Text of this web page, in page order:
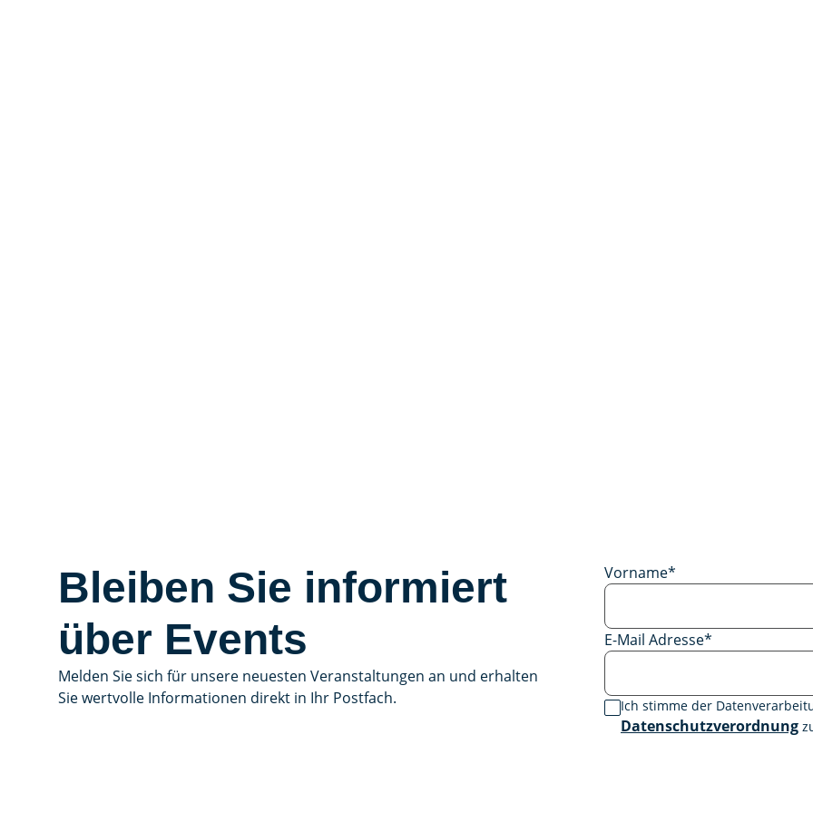
Bleiben Sie informiert
über Events
Melden Sie sich für unsere neuesten Veranstaltungen an und erhalten
Sie wertvolle Informationen direkt in Ihr Postfach.
Vorname*
E-Mail Adresse*
Ich stimme der
Datenschutzverordnung